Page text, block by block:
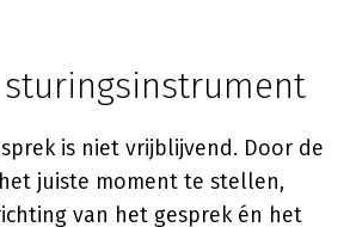
sturingsinstrument
is niet vrijblijvend. Door de
juiste moment te stellen,
van het gesprek én het